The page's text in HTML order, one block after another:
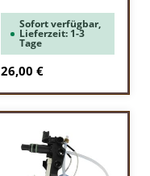
Sofort verfügbar,
Lieferzeit: 1-3
Tage
Regulärer Preis:
26,00 €